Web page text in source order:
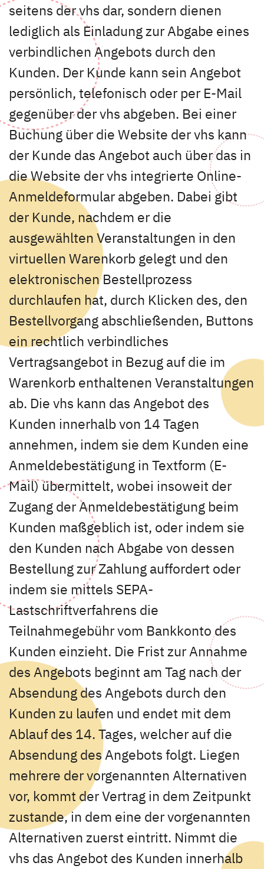
seitens der vhs dar, sondern dienen
lediglich als Einladung zur Abgabe eines
verbindlichen Angebots durch den
Kunden. Der Kunde kann sein Angebot
persönlich, telefonisch oder per E-Mail
gegenüber der vhs abgeben. Bei einer
Buchung über die Website der vhs kann
der Kunde das Angebot auch über das in
die Website der vhs integrierte Online-
Anmeldeformular abgeben. Dabei gibt
der Kunde, nachdem er die
ausgewählten Veranstaltungen in den
virtuellen Warenkorb gelegt und den
elektronischen Bestellprozess
durchlaufen hat, durch Klicken des, den
Bestellvorgang abschließenden, Buttons
ein rechtlich verbindliches
Vertragsangebot in Bezug auf die im
Warenkorb enthaltenen Veranstaltungen
ab. Die vhs kann das Angebot des
Kunden innerhalb von 14 Tagen
annehmen, indem sie dem Kunden eine
Anmeldebestätigung in Textform (E-
Mail) übermittelt, wobei insoweit der
Zugang der Anmeldebestätigung beim
Kunden maßgeblich ist, oder indem sie
den Kunden nach Abgabe von dessen
Bestellung zur Zahlung auffordert oder
indem sie mittels SEPA-
Lastschriftverfahrens die
Teilnahmegebühr vom Bankkonto des
Kunden einzieht. Die Frist zur Annahme
des Angebots beginnt am Tag nach der
Absendung des Angebots durch den
Kunden zu laufen und endet mit dem
Ablauf des 14. Tages, welcher auf die
Absendung des Angebots folgt. Liegen
mehrere der vorgenannten Alternativen
vor, kommt der Vertrag in dem Zeitpunkt
zustande, in dem eine der vorgenannten
Alternativen zuerst eintritt. Nimmt die
vhs das Angebot des Kunden innerhalb